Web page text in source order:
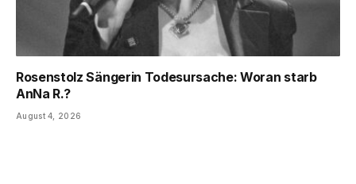
Rosenstolz Sängerin Todesursache: Woran starb
AnNa R.?
August 4, 2026